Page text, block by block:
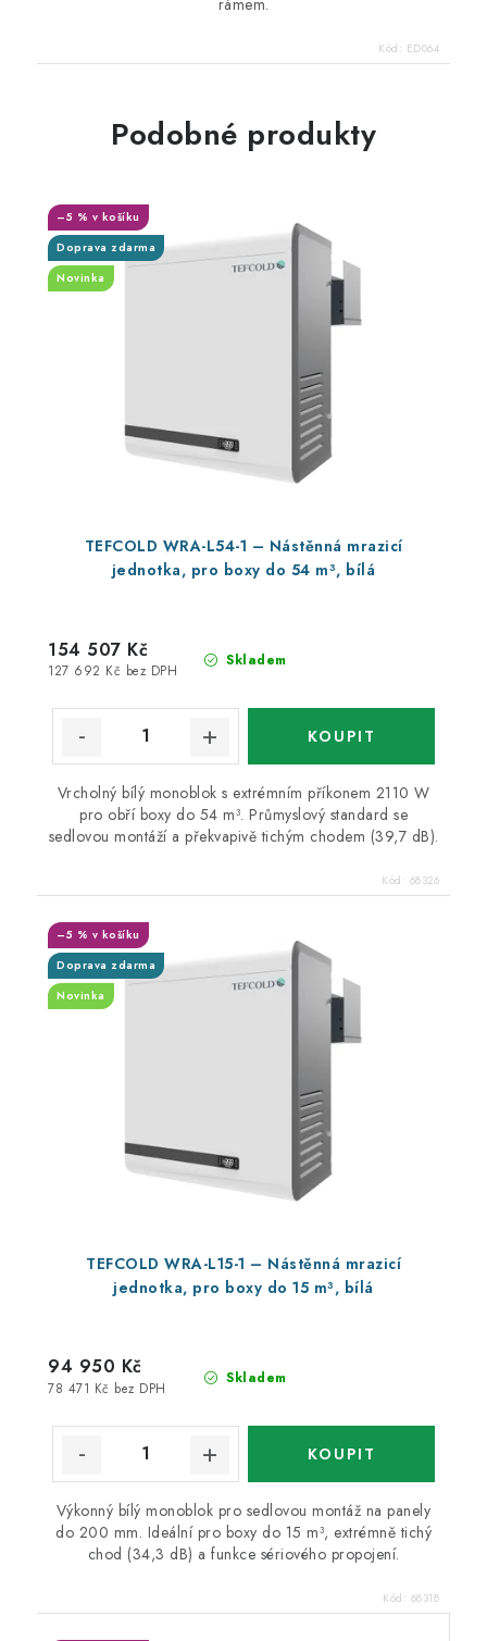
rámem.
Kód: ED064
Podobné produkty
TEFCOLD WRA-L54-1 – Nástěnná mrazicí
jednotka, pro boxy do 54 m³, bílá
Doprava zdarma
Novinka
–5 % v košíku
Skladem
127 692 Kč bez DPH
154 507 Kč
Vrcholný bílý monoblok s extrémním příkonem 2110 W
pro obří boxy do 54 m³. Průmyslový standard se
sedlovou montáží a překvapivě tichým chodem (39,7 dB).
Kód: 68326
TEFCOLD WRA-L15-1 – Nástěnná mrazicí
jednotka, pro boxy do 15 m³, bílá
Doprava zdarma
Novinka
–5 % v košíku
Skladem
78 471 Kč bez DPH
94 950 Kč
Výkonný bílý monoblok pro sedlovou montáž na panely
do 200 mm. Ideální pro boxy do 15 m³, extrémně tichý
chod (34,3 dB) a funkce sériového propojení.
Kód: 68318